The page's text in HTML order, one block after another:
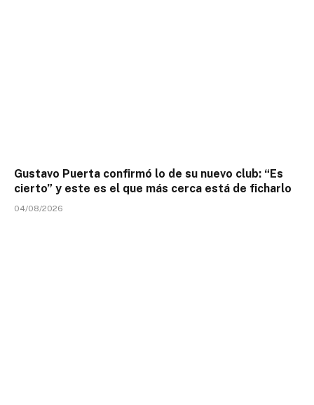
Gustavo Puerta confirmó lo de su nuevo club: “Es
cierto” y este es el que más cerca está de ficharlo
04/08/2026